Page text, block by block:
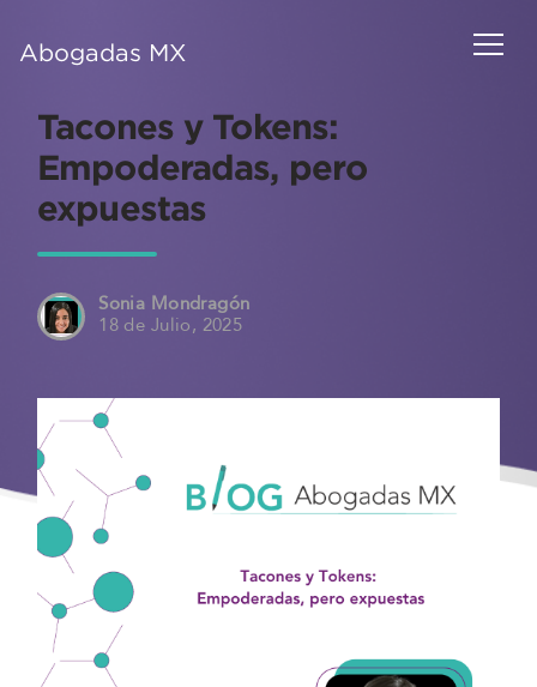
Abogadas MX
Tacones y Tokens:
Empoderadas, pero
expuestas
Sonia Mondragón
18 de Julio, 2025